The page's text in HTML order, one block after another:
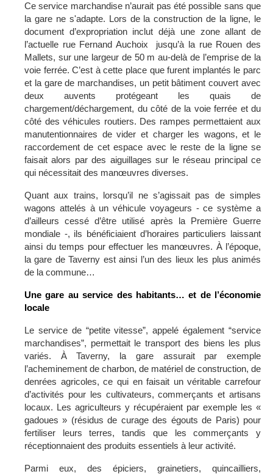
Ce service marchandise n’aurait pas été possible sans que
la gare ne s'adapte. Lors de la construction de la ligne, le
document d’expropriation inclut déjà une zone allant de
l’actuelle rue Fernand Auchoix jusqu’à la rue Rouen des
Mallets, sur une largeur de 50 m au-delà de l’emprise de la
voie ferrée. C’est à cette place que furent implantés le parc
et la gare de marchandises, un petit bâtiment couvert avec
deux auvents protégeant les quais de
chargement/déchargement, du côté de la voie ferrée et du
côté des véhicules routiers. Des rampes permettaient aux
manutentionnaires de vider et charger les wagons, et le
raccordement de cet espace avec le reste de la ligne se
faisait alors par des aiguillages sur le réseau principal ce
qui nécessitait des manœuvres diverses.
Quant aux trains, lorsqu’il ne s’agissait pas de simples
wagons attelés à un véhicule voyageurs - ce système a
d’ailleurs cessé d’être utilisé après la Première Guerre
mondiale -, ils bénéficiaient d’horaires particuliers laissant
ainsi du temps pour effectuer les manœuvres. À l’époque,
la gare de Taverny est ainsi l’un des lieux les plus animés
de la commune…
Une gare au service des habitants… et de l’économie
locale
Le service de “petite vitesse”, appelé également “service
marchandises”, permettait le transport des biens les plus
variés. À Taverny, la gare assurait par exemple
l’acheminement de charbon, de matériel de construction, de
denrées agricoles, ce qui en faisait un véritable carrefour
d’activités pour les cultivateurs, commerçants et artisans
locaux. Les agriculteurs y récupéraient par exemple les «
gadoues » (résidus de curage des égouts de Paris) pour
fertiliser leurs terres, tandis que les commerçants y
réceptionnaient des produits essentiels à leur activité.
Parmi eux, des épiciers, grainetiers, quincailliers,